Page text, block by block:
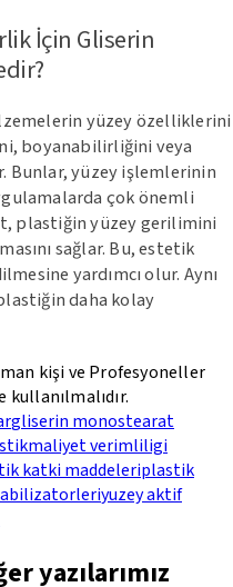
İçin Gliserin
yüzey özelliklerini
boyanabilirliğini veya
Bunlar, yüzey işlemlerinin
çok önemli
plastiğin yüzey gerilimini
sağlar. Bu, estetik
yardımcı olur. Aynı
daha kolay
kişi ve Profesyoneller
gliserin monostearat
maliyet verimliligi
katki maddeleriplastik
yuzey aktif
yazılarımız